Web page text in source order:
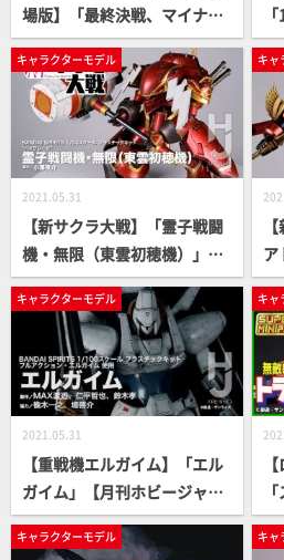
場版】「最終決戦、マイナス
宇宙の世界で」【月刊ホビー
ジャパン9月号作例】
ス
作
キャラクターモデル
2021.05.31
【新サクラ大戦】「霊子戦闘
機・無限（東雲初穂機）」
【月刊ホビージャパン7月号
作例】
キャ
ア
ー
キャラクターモデル
2021.05.31
【重戦機エルガイム】「エル
ガイム」【月刊ホビージャパ
ン5月号作例】
キャ
ト
ー
キャラクターモデル キャ